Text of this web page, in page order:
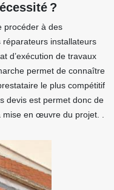
?
procéder à des
installateurs
d’exécution de travaux
permet de connaître
le plus compétitif
devis est permet donc de
en œuvre du projet. .